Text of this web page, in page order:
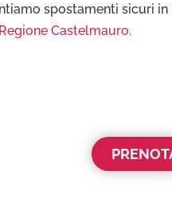
spostamenti sicuri in
Castelmauro.